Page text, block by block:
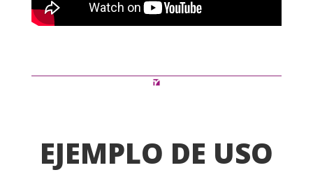
EJEMPLO DE USO